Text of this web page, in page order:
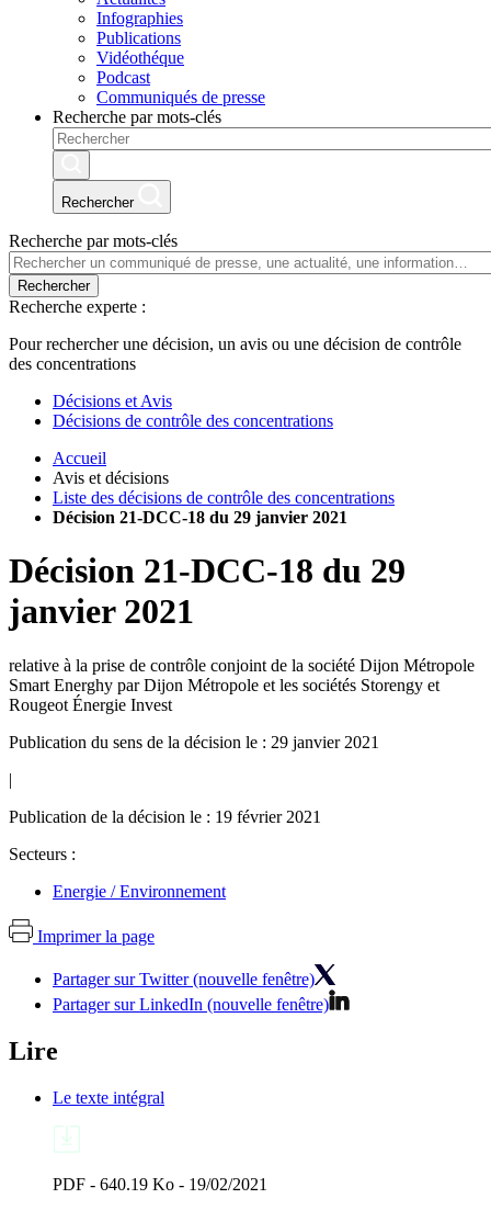
Infographies
Publications
Vidéothéque
Podcast
Communiqués de presse
Recherche par mots-clés
Rechercher
Recherche par mots-clés
Rechercher
Recherche experte :
Pour rechercher une décision, un avis ou une décision de contrôle
des concentrations
Décisions et Avis
Décisions de contrôle des concentrations
Accueil
Avis et décisions
Liste des décisions de contrôle des concentrations
Décision 21-DCC-18 du 29 janvier 2021
Décision 21-DCC-18 du 29
janvier 2021
relative à la prise de contrôle conjoint de la société Dijon Métropole
Smart Energhy par Dijon Métropole et les sociétés Storengy et
Rougeot Énergie Invest
Publication du sens de la décision le : 29 janvier 2021
|
Publication de la décision le : 19 février 2021
Secteurs :
Energie / Environnement
Imprimer la page
Partager sur Twitter (nouvelle fenêtre)
Partager sur LinkedIn (nouvelle fenêtre)
Lire
Le texte intégral
PDF - 640.19 Ko - 19/02/2021